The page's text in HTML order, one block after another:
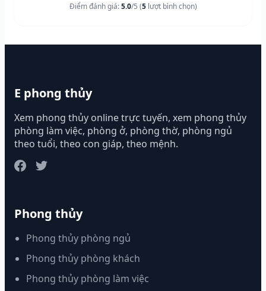
Điểm đánh giá:5.0/5 (5lượt bình chọn)
E phong thủy
Xem phong thủy online trực tuyến, xem phong thủy
phòng làm việc, phòng ở, phòng thờ, phòng ngủ
theo tuổi, theo con giáp, theo mệnh.
Phong thủy
Phong thủy phòng ngủ
Phong thủy phòng khách
Phong thủy phòng làm việc